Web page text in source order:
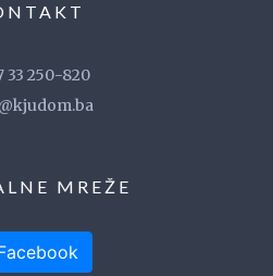
33 250-820
MREŽE